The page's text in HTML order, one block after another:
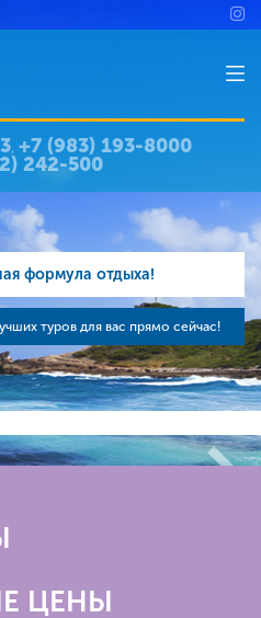
, +7 (983) 193-8000
242-500
формула отдыха!
туров для вас прямо сейчас!
ЦЕНЫ